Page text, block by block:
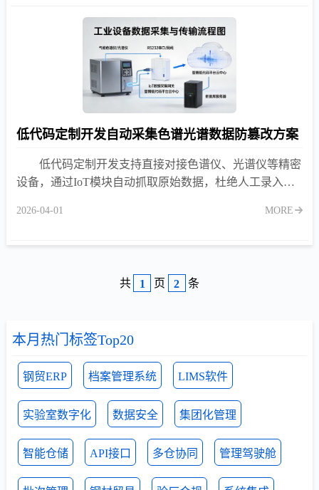
低代码定制开发自动采集色谱光谱数据防篡改方案
低代码定制开发支持直接对接色谱仪、光谱仪等精密
设备，通过IoT模块自动抓取原始数据，杜绝人工录入错
2026-04-01 MORE
本月热门标签Top20
钢贸ERP 档案管理系统 LIMS软件
实验室数字化 数据安全 集团化管理
智能仓储 API接口 多仓协同 管理驾驶舱
共 1 页 2 条